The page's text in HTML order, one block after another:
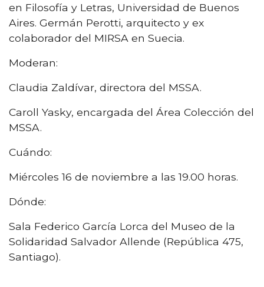
en Filosofía y Letras, Universidad de Buenos
Aires. Germán Perotti, arquitecto y ex
colaborador del MIRSA en Suecia.
Moderan:
Claudia Zaldívar, directora del MSSA.
Caroll Yasky, encargada del Área Colección del
MSSA.
Cuándo:
Miércoles 16 de noviembre a las 19.00 horas.
Dónde:
Sala Federico García Lorca del Museo de la
Solidaridad Salvador Allende (República 475,
Santiago).